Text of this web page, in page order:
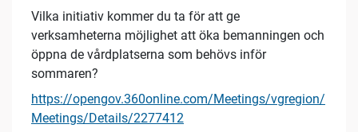
Vilka initiativ kommer du ta för att ge
verksamheterna möjlighet att öka bemanningen och
öppna de vårdplatserna som behövs inför
sommaren?
https://opengov.360online.com/Meetings/vgregion/
Meetings/Details/2277412